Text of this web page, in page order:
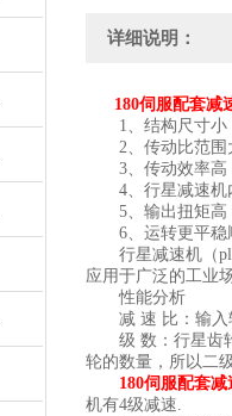
详细说明：
180伺服配套减
1、结构尺寸小
2、传动比范围
3、传动效率高
4、行星减速机内
5、输出扭矩高
6、运转更平稳顺
行星减速机（
应用于广泛的工业
性能分析
减 速 比：输入
级 数：行星齿轮
轮的数量，所以二
180伺服配套
机有4级减速.